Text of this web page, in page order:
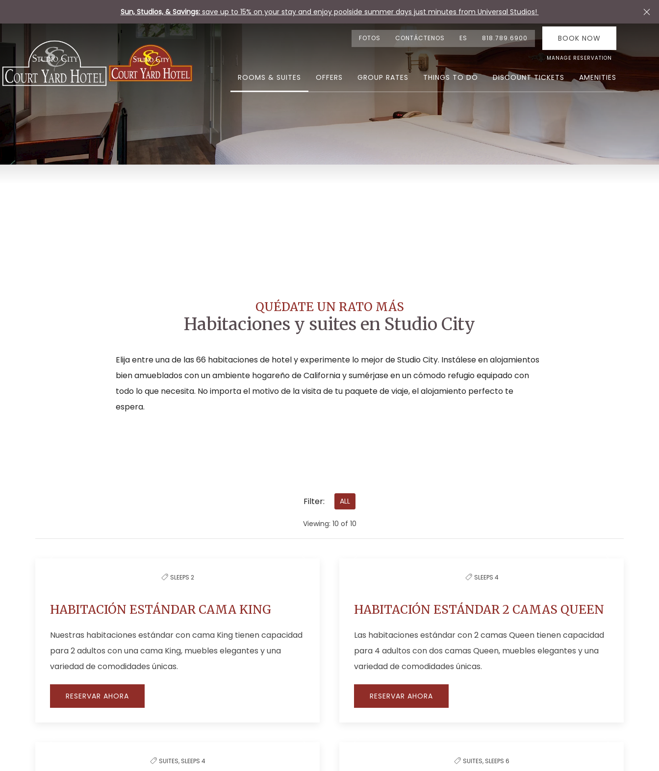
Sun, Studios, & Savings:save up to 15% on your stay and enjoy poolside summer days just minutes from Universal Studios!
FOTOS CONTÁCTENOS ES 818.789.6900 BOOK NOW
MANAGE RESERVATION
ROOMS & SUITES OFFERS GROUP RATES THINGS TO DO DISCOUNT TICKETS AMENITIES
QUÉDATE UN RATO MÁS
Habitaciones y suites en Studio City
Elija entre una de las 66 habitaciones de hotel y experimente lo mejor de Studio City. Instálese en alojamientos
bien amueblados con un ambiente hogareño de California y sumérjase en un cómodo refugio equipado con
todo lo que necesita. No importa el motivo de la visita de tu paquete de viaje, el alojamiento perfecto te
espera.
Filter: ALL
Viewing: 10 of 10
SLEEPS 2
HABITACIÓN ESTÁNDAR CAMA KING
Nuestras habitaciones estándar con cama King tienen capacidad
para 2 adultos con una cama King, muebles elegantes y una
variedad de comodidades únicas.
RESERVAR AHORA
SLEEPS 4
HABITACIÓN ESTÁNDAR 2 CAMAS QUEEN
Las habitaciones estándar con 2 camas Queen tienen capacidad
para 4 adultos con dos camas Queen, muebles elegantes y una
variedad de comodidades únicas.
RESERVAR AHORA
SUITES, SLEEPS 4 SUITES, SLEEPS 6